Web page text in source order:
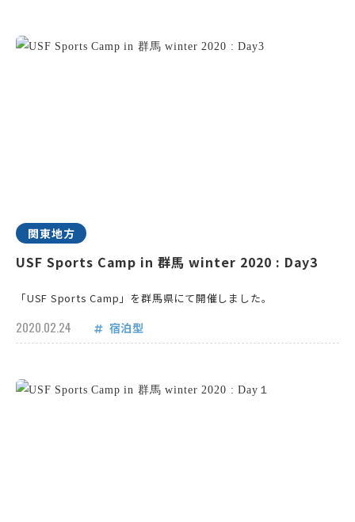
関東地方
USF Sports Camp in 群馬 winter 2020 : Day3
「USF Sports Camp」を群馬県にて開催しました。
2020.02.24 宿泊型